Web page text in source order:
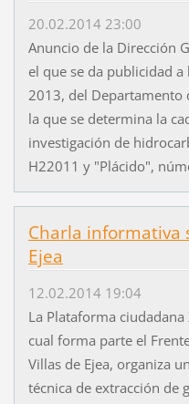
20.02.2014 23:00
Anuncio de la Dirección
el que se da publicidad
2013, del Departamento
la que se determina la
investigación de
H22011 y "Plácido",
Charla informativa
Ejea
12.02.2014 19:04
La Plataforma
cual forma parte el
Villas de Ejea, organiza
técnica de extracción de